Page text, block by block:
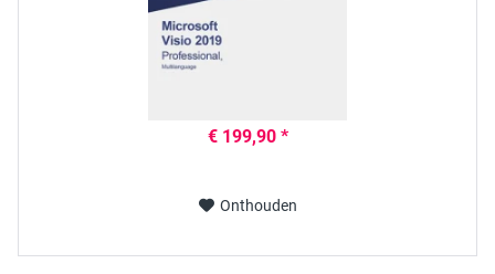
€ 199,90 *
Onthouden